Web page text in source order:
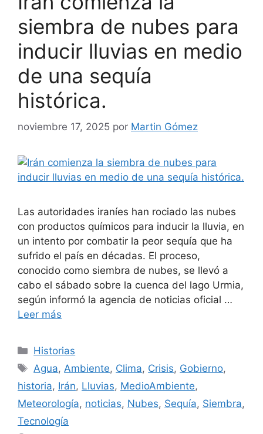
siembra de nubes para
inducir lluvias en medio
de una sequía
histórica.
noviembre 17, 2025 por Martin Gómez
Las autoridades iraníes han rociado las nubes
con productos químicos para inducir la lluvia, en
un intento por combatir la peor sequía que ha
sufrido el país en décadas. El proceso,
conocido como siembra de nubes, se llevó a
cabo el sábado sobre la cuenca del lago Urmia,
según informó la agencia de noticias oficial …
Leer más
Categorías
Historias
Etiquetas
Agua, Ambiente, Clima, Crisis, Gobierno,
historia, Irán, Lluvias, MedioAmbiente,
Meteorología, noticias, Nubes, Sequía, Siembra,
Tecnología